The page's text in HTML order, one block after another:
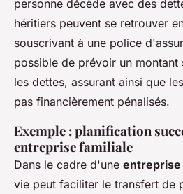
personne décède avec des
héritiers peuvent se retrouver
souscrivant à une police
possible de prévoir un
les dettes, assurant ainsi que
pas financièrement pénalisés.
Exemple : planification
entreprise familiale
Dans le cadre d'une entreprise
vie peut faciliter le transfert de